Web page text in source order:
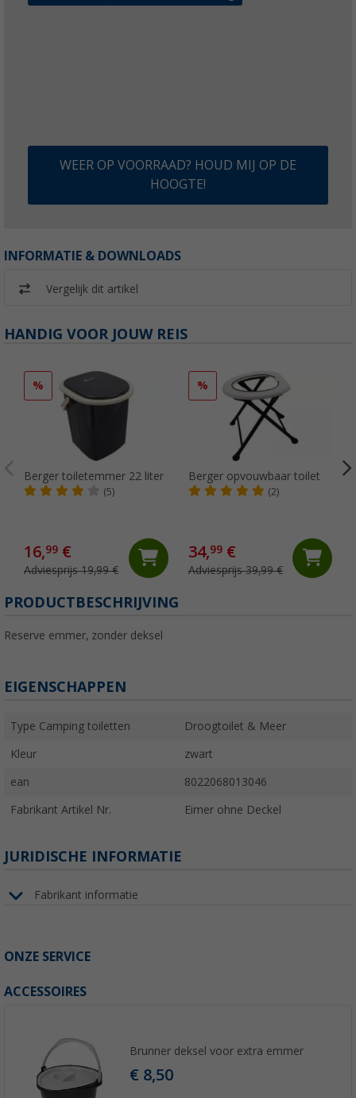
WEER OP VOORRAAD? HOUD MIJ OP DE
HOOGTE!
INFORMATIE & DOWNLOADS
Vergelijk dit artikel
HANDIG VOOR JOUW REIS
%
Berger toiletemmer 22 liter
(5)
16,99 €
Adviesprijs 19,99 €
%
Berger opvouwbaar toilet
(2)
34,99€
Adviesprijs 39,99 €
PRODUCTBESCHRIJVING
Reserve emmer, zonder deksel
EIGENSCHAPPEN
Type Camping toiletten Droogtoilet & Meer
Kleur zwart
ean 8022068013046
Fabrikant Artikel Nr. Eimer ohne Deckel
JURIDISCHE INFORMATIE
Fabrikant informatie
ONZE SERVICE
ACCESSOIRES
Brunner deksel voor extra emmer
€ 8,50